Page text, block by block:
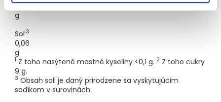
0,7
g
Soľ3
0,06
g
1 Z toho nasýtené mastné kyseliny <0,1 g. 2 Z toho cukry
9 g.
3 Obsah soli je daný prirodzene sa vyskytujúcim
sodíkom v surovinách.